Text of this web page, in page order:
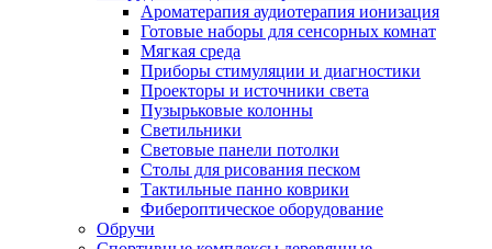
Ароматерапия аудиотерапия ионизация
Готовые наборы для сенсорных комнат
Мягкая среда
Приборы стимуляции и диагностики
Проекторы и источники света
Пузырьковые колонны
Светильники
Световые панели потолки
Столы для рисования песком
Тактильные панно коврики
Фибероптическое оборудование
Обручи